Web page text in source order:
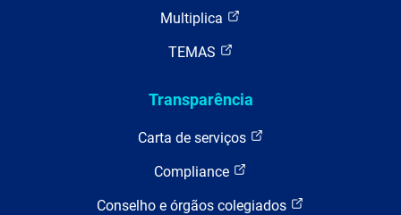
Multiplica
TEMAS
Transparência
Carta de serviços
Compliance
Conselho e órgãos colegiados